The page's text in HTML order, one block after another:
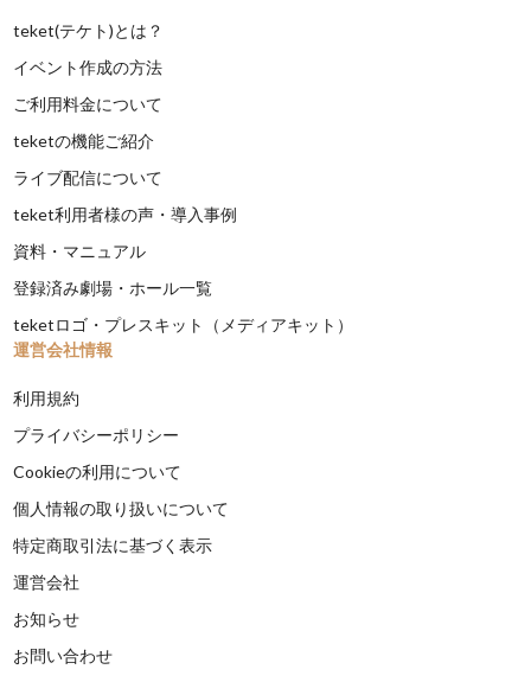
teket(テケト)とは？
イベント作成の方法
ご利用料金について
teketの機能ご紹介
ライブ配信について
teket利用者様の声・導入事例
資料・マニュアル
登録済み劇場・ホール一覧
teketロゴ・プレスキット（メディアキット）
運営会社情報
利用規約
プライバシーポリシー
Cookieの利用について
個人情報の取り扱いについて
特定商取引法に基づく表示
運営会社
お知らせ
お問い合わせ